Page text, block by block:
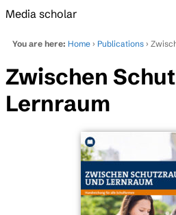
Media scholar
You are here: Home › Publications ›
Zwischen
Lernraum